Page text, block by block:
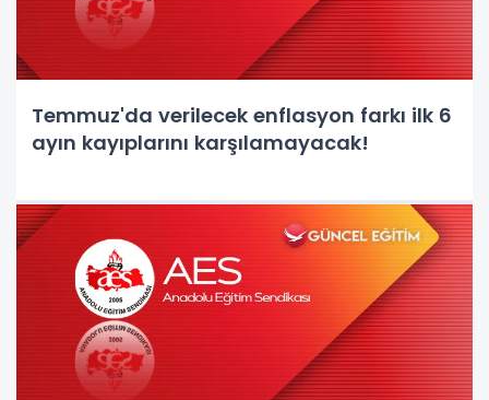
Temmuz'da verilecek enflasyon farkı ilk 6
ayın kayıplarını karşılamayacak!